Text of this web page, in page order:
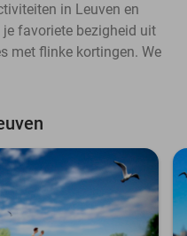
in Leuven en
favoriete bezigheid uit
met flinke kortingen. We